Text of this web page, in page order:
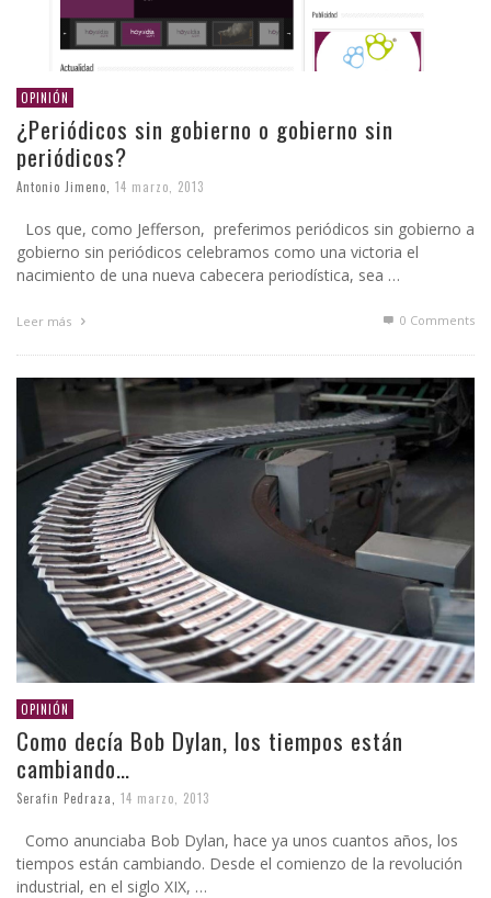
OPINIÓN
¿Periódicos sin gobierno o gobierno sin
periódicos?
Antonio Jimeno 14 marzo, 2013
Los que, como Jefferson, preferimos periódicos sin gobierno a
gobierno sin periódicos celebramos como una victoria el
nacimiento de una nueva cabecera periodística, sea …
Leer más 0 Comments
OPINIÓN
Como decía Bob Dylan, los tiempos están
cambiando…
Serafin Pedraza 14 marzo, 2013
Como anunciaba Bob Dylan, hace ya unos cuantos años, los
tiempos están cambiando. Desde el comienzo de la revolución
industrial, en el siglo XIX, …